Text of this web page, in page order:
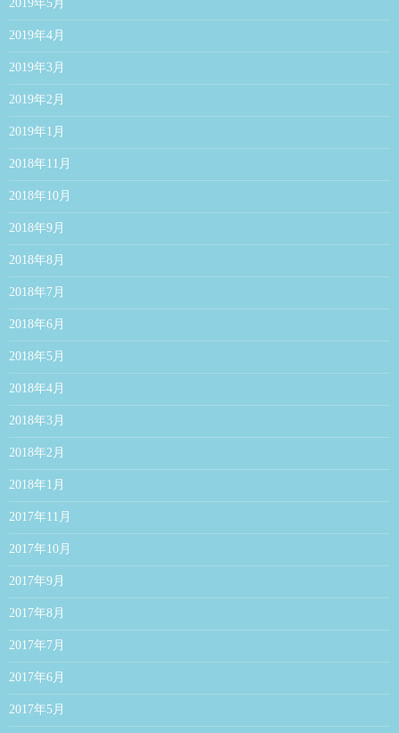
2019年5月
2019年4月
2019年3月
2019年2月
2019年1月
2018年11月
2018年10月
2018年9月
2018年8月
2018年7月
2018年6月
2018年5月
2018年4月
2018年3月
2018年2月
2018年1月
2017年11月
2017年10月
2017年9月
2017年8月
2017年7月
2017年6月
2017年5月